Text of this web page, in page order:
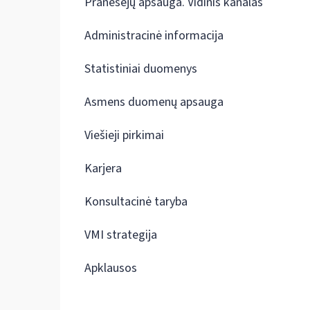
Administracinė informacija
Statistiniai duomenys
Asmens duomenų apsauga
Viešieji pirkimai
Karjera
Konsultacinė taryba
VMI strategija
Apklausos